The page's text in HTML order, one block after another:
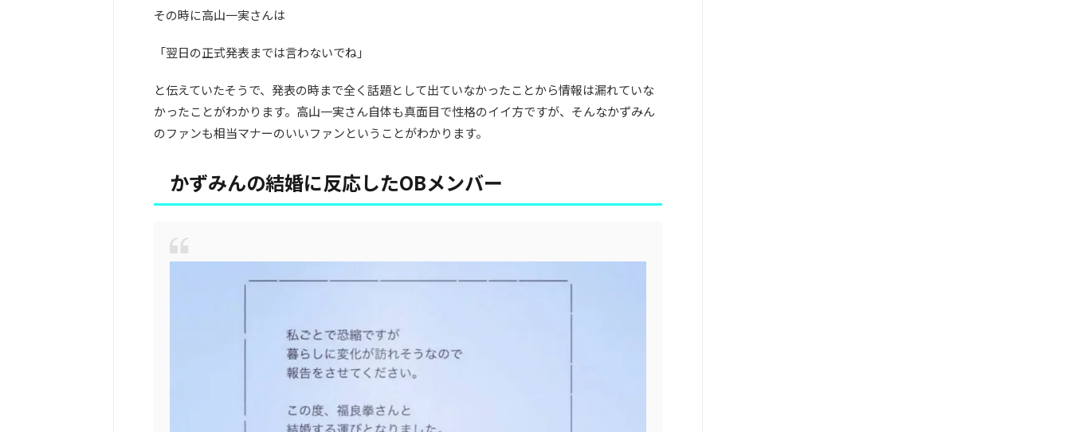
その時に高山一実さんは
「翌日の正式発表までは言わないでね」
と伝えていたそうで、発表の時まで全く話題として出ていなかったことから情報は漏れていな
かったことがわかります。高山一実さん自体も真面目で性格のイイ方ですが、そんなかずみん
のファンも相当マナーのいいファンということがわかります。
かずみんの結婚に反応したOBメンバー